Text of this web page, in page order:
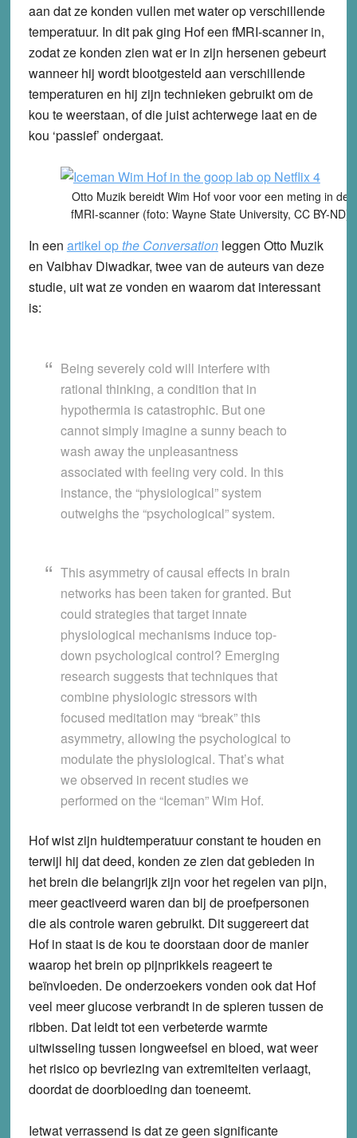
aan dat ze konden vullen met water op verschillende
temperatuur. In dit pak ging Hof een fMRI-scanner in,
zodat ze konden zien wat er in zijn hersenen gebeurt
wanneer hij wordt blootgesteld aan verschillende
temperaturen en hij zijn technieken gebruikt om de
kou te weerstaan, of die juist achterwege laat en de
kou ‘passief’ ondergaat.
Otto Muzik bereidt Wim Hof voor voor een meting in de
fMRI-scanner (foto: Wayne State University, CC BY-ND)
In een artikel opthe Conversationleggen Otto Muzik
en Vaibhav Diwadkar, twee van de auteurs van deze
studie, uit wat ze vonden en waarom dat interessant
is:
Being severely cold will interfere with
rational thinking, a condition that in
hypothermia is catastrophic. But one
cannot simply imagine a sunny beach to
wash away the unpleasantness
associated with feeling very cold. In this
instance, the “physiological” system
outweighs the “psychological” system.
This asymmetry of causal effects in brain
networks has been taken for granted. But
could strategies that target innate
physiological mechanisms induce top-
down psychological control? Emerging
research suggests that techniques that
combine physiologic stressors with
focused meditation may “break” this
asymmetry, allowing the psychological to
modulate the physiological. That’s what
we observed in recent studies we
performed on the “Iceman” Wim Hof.
Hof wist zijn huidtemperatuur constant te houden en
terwijl hij dat deed, konden ze zien dat gebieden in
het brein die belangrijk zijn voor het regelen van pijn,
meer geactiveerd waren dan bij de proefpersonen
die als controle waren gebruikt. Dit suggereert dat
Hof in staat is de kou te doorstaan door de manier
waarop het brein op pijnprikkels reageert te
beïnvloeden. De onderzoekers vonden ook dat Hof
veel meer glucose verbrandt in de spieren tussen de
ribben. Dat leidt tot een verbeterde warmte
uitwisseling tussen longweefsel en bloed, wat weer
het risico op bevriezing van extremiteiten verlaagt,
doordat de doorbloeding dan toeneemt.
Ietwat verrassend is dat ze geen significante